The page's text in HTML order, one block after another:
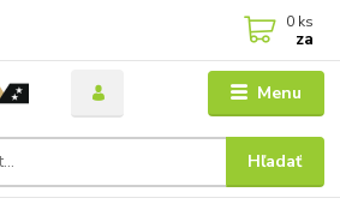
Menu
Hľadať
0 ks
za